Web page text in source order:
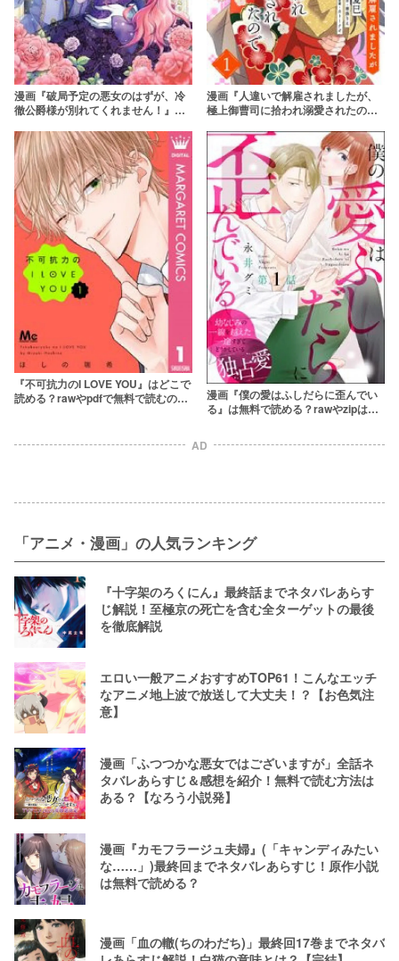
漫画『破局予定の悪女のはずが、冷
徹公爵様が別れてくれません！』の
わず無料で読む方法はある？
漫画『人違いで解雇されましたが、
極上御曹司に拾われ溺愛されたので
アプリやサービスを調査！【本多夏
巳】
『不可抗力のI LOVE YOU』はどこで
読める？rawやpdfで無料で読むのは
漫画『僕の愛はふしだらに歪んでい
る』は無料で読める？rawやzipは危
AD
「アニメ・漫画」の人気ランキング
『十字架のろくにん』最終話までネタバレあらす
じ解説！至極京の死亡を含む全ターゲットの最後
を徹底解説
エロい一般アニメおすすめTOP61！こんなエッチ
なアニメ地上波で放送して大丈夫！？【お色気注
意】
漫画「ふつつかな悪女ではございますが」全話ネ
タバレあらすじ＆感想を紹介！無料で読む方法は
ある？【なろう小説発】
漫画『カモフラージュ夫婦』(「キャンディみたい
な……」)最終回までネタバレあらすじ！原作小説
は無料で読める？
漫画「血の轍(ちのわだち)」最終回17巻までネタバ